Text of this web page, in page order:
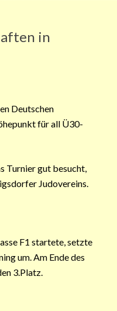
in
Deutschen
für all Ü30-
Turnier gut besucht,
Judovereins.
F1 startete, setzte
um. Am Ende des
3.Platz.